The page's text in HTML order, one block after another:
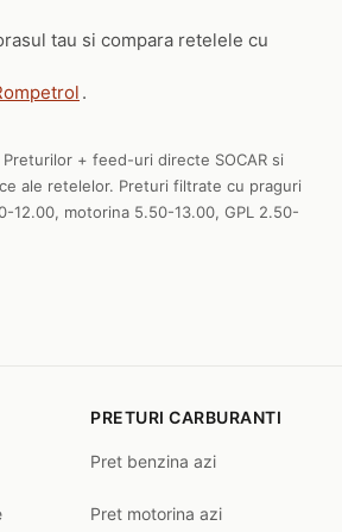
tau si compara retelele cu
.
+ feed-uri directe SOCAR si
ale retelelor. Preturi filtrate cu praguri
12.00, motorina 5.50-13.00, GPL 2.50-
PRETURI CARBURANTI
Pret benzina azi
Pret motorina azi